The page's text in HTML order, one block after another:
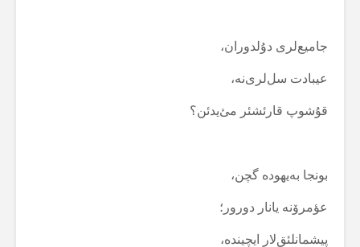
جامیع‌لری دۇلدوران،
عیبادت سل‌لری‌نە،
قۇشوپ قارئشئر مئ‌یدئن؟
بونجا بەیهودە گچن،
عؤمرۆنە یانار دورور؛
پیشمانلئق‌لار ایچیندە،